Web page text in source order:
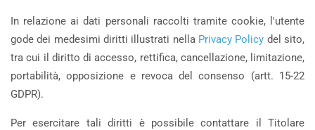
In relazione ai dati personali raccolti tramite cookie, l'utente
gode dei medesimi diritti illustrati nella Privacy Policy del sito,
tra cui il diritto di accesso, rettifica, cancellazione, limitazione,
portabilità, opposizione e revoca del consenso (artt. 15-22
GDPR).
Per esercitare tali diritti è possibile contattare il Titolare